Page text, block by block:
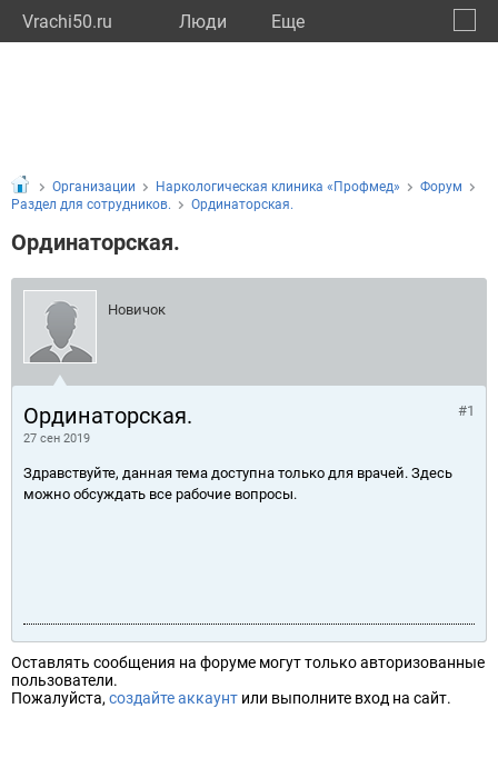
Vrachi50.ru Люди Eще
Организации Наркологическая клиника «Профмед»
Форум
Раздел для сотрудников.
Ординаторская.
Ординаторская.
Новичок
Ординаторская.
27 сен 2019
#1
Здравствуйте, данная тема доступна только для врачей. Здесь
можно обсуждать все рабочие вопросы.
Оставлять сообщения на форуме могут только авторизованные
пользователи.
Пожалуйста, создайте аккаунт или выполните вход на сайт.